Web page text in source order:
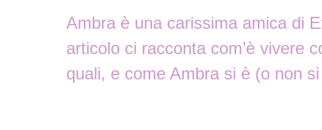
Ambra è una carissima amica di
articolo ci racconta com’è vivere
quali, e come Ambra si è (o non